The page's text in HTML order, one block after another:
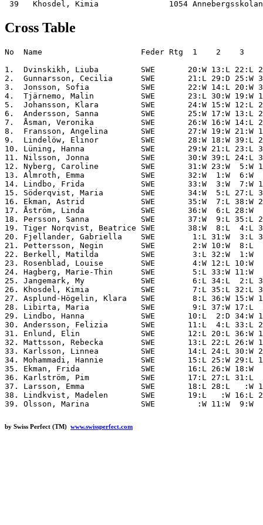
Cross Table
No  Name                     Feder Rtg  1    2
1.  Dvinskikh, Liuba         SWE       20:W 13:L 22:L
2.  Gunnarsson, Cecilia      SWE       21:L 29:D 25:W
3.  Jonsson, Sofia           SWE       22:W 14:L 20:W
4.  Tjärnemo, Malin          SWE       23:L 30:W 19:W
5.  Johansson, Klara         SWE       24:W 15:W 12:L
6.  Andersson, Sanna         SWE       25:W 17:W 13:L
7.  Åsman, Veronika          SWE       26:W 16:W 14:L
8.  Fransson, Angelina       SWE       27:W 19:W 21:W
9.  Lindelöw, Elinor         SWE       28:W 18:W 39:L
10. Lüning, Hanna            SWE       29:W 21:L 23:L
11. Nilsson, Jonna           SWE       30:W 39:L 24:L
12. Nyberg, Caroline         SWE       31:W 23:W  5:W
13. Almroth, Emma            SWE       32:W  1:W  6:W
14. Lindbo, Frida            SWE       33:W  3:W  7:W
15. Söderqvist, Maria        SWE       34:W  5:L 27:L
16. Ekman, Astrid            SWE       35:W  7:L 38:W
17. Åström, Linda            SWE       36:W  6:L 28:W
18. Persson, Sanna           SWE       37:W  9:L 35:L
19. Tiger Norqvist, Beatrice SWE       38:W  8:L  4:L
20. Fjellander, Gabriella    SWE        1:L 31:W  3:L
21. Pettersson, Negin        SWE        2:W 10:W  8:L
22. Berkell, Matilda         SWE        3:L 32:W  1:W
23. Rosenblad, Louise        SWE        4:W 12:L 10:W
24. Hagberg, Marie-Thin      SWE        5:L 33:W 11:W
25. Jangemark, My            SWE        6:L 34:L  2:L
26. Khosdel, Kimia           SWE        7:L 35:L 32:L
27. Asplund-Högelin, Klara   SWE        8:L 36:W 15:W
28. Libirta, Maria           SWE        9:L 37:W 17:L
29. Lindbo, Hanna            SWE       10:L  2:D 34:W
30. Andersson, Felizia       SWE       11:L  4:L 33:L
31. Enlund, Elin             SWE       12:L 20:L 36:W
32. Mattsson, Rebecka        SWE       13:L 22:L 26:W
33. Karlsson, Linnea         SWE       14:L 24:L 30:W
34. Mohammadi, Hannie        SWE       15:L 25:W 29:L
35. Ekman, Frida             SWE       16:L 26:W 18:W
36. Karlström, Pim           SWE       17:L 27:L 31:L
37. Larsson, Emma            SWE       18:L 28:L   :W
38. Lindkvist, Madelen       SWE       19:L   :W 16:L
by Swiss Perfect (TM) www.swissperfect.com